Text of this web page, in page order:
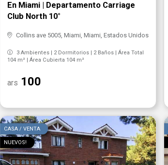
En Miami | Departamento Carriage
Club North 10°
Collins ave 5005, Miami, Miami, Estados Unidos
3 Ambientes | 2 Dormitorios | 2 Baños | Área Total
104 m² | Área Cubierta 104 m²
ars 100
CASA / VENTA
NUEVOS!